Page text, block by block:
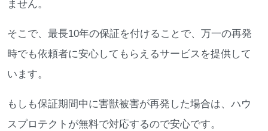
ません。
そこで、最長10年の保証を付けることで、万一の再発
時でも依頼者に安心してもらえるサービスを提供して
います。
もしも保証期間中に害獣被害が再発した場合は、ハウ
スプロテクトが無料で対応するので安心です。